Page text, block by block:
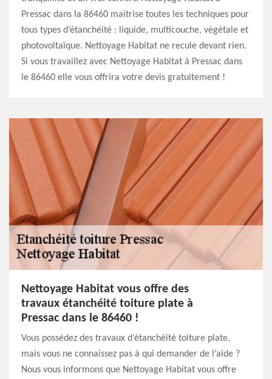
Pressac dans la 86460 maitrise toutes les techniques pour
tous types d’étanchéité : liquide, multicouche, végétale et
photovoltaïque. Nettoyage Habitat ne recule devant rien.
Si vous travaillez avec Nettoyage Habitat à Pressac dans
le 86460 elle vous offrira votre devis gratuitement !
Nettoyage Habitat vous offre des
travaux étanchéité toiture plate à
Pressac dans le 86460 !
Vous possédez des travaux d’étanchéité toiture plate,
mais vous ne connaissez pas à qui demander de l’aide ?
Nous vous informons que Nettoyage Habitat vous offre